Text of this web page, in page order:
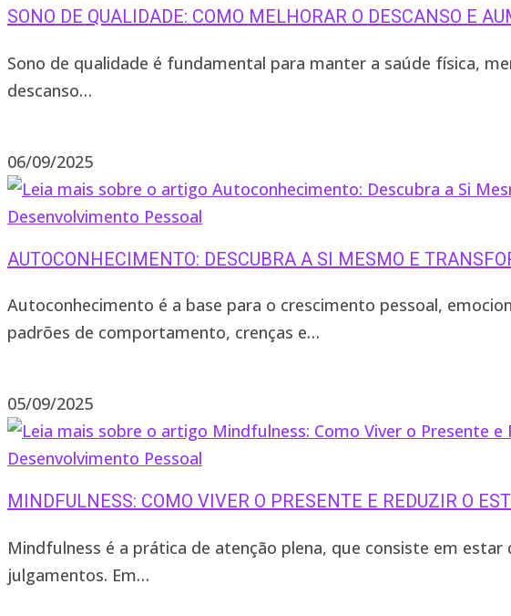
SONO DE QUALIDADE: COMO MELHORAR O DESCANSO E
Sono de qualidade é fundamental para manter a saúde física,
descanso…
06/09/2025
Desenvolvimento Pessoal
AUTOCONHECIMENTO: DESCUBRA A SI MESMO E
Autoconhecimento é a base para o crescimento pessoal,
padrões de comportamento, crenças e…
05/09/2025
Desenvolvimento Pessoal
MINDFULNESS: COMO VIVER O PRESENTE E REDUZIR O
Mindfulness é a prática de atenção plena, que consiste em
julgamentos. Em…